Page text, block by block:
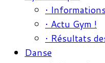
•
• Actu Gym !
• Résultats
Danse